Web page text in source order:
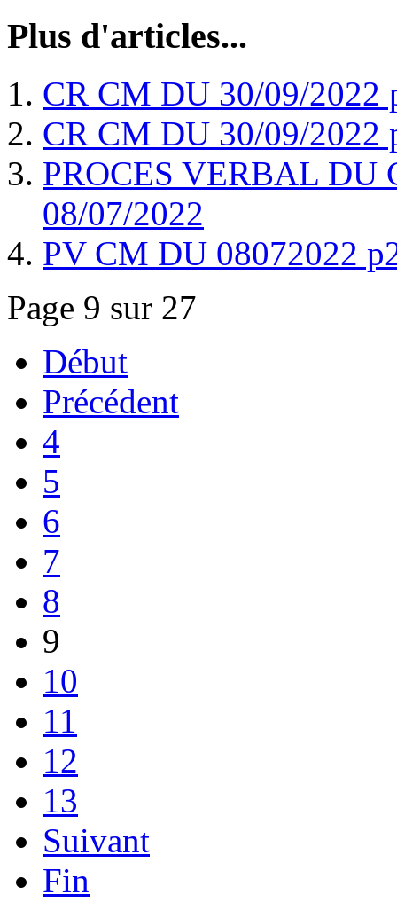
Plus d'articles...
CR CM DU 30/09/2022
CR CM DU 30/09/2022
PROCES VERBAL
08/07/2022
PV CM DU 08072022
Page 9 sur 27
Début
Précédent
4
5
6
7
8
9
10
11
12
13
Suivant
Fin